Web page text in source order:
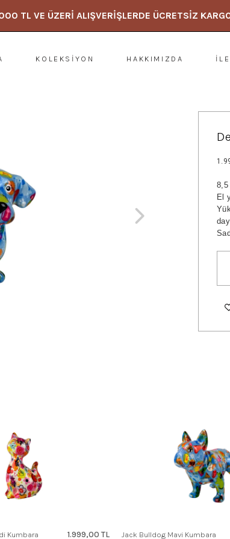
TL VE ÜZERİ ALIŞVERİŞLERDE ÜCRETSİZ
KOLEKSİYON HAKKIMIZDA
El
Kumbara 1.999,00 TL Jack Bulldog Mavi Kumbara